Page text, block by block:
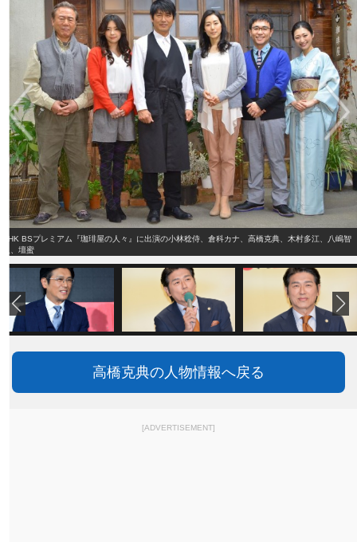
NHK BSプレミアム『珈琲屋の人々』に出演の小林稔侍、倉科カナ、高橋克典、木村多江、八嶋智
人、壇蜜
高橋克典の人物情報へ戻る
[ADVERTISEMENT]